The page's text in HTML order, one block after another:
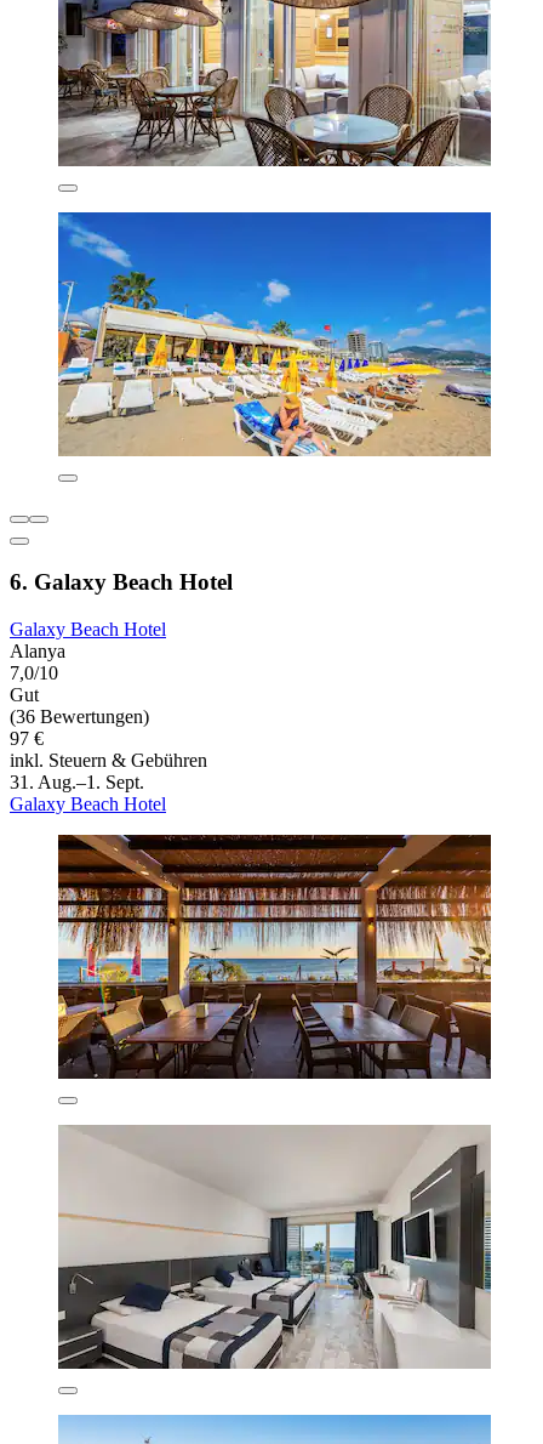
6. Galaxy Beach Hotel
Galaxy Beach Hotel
Alanya
7,0/10
Gut
(36 Bewertungen)
97 €
inkl. Steuern & Gebühren
31. Aug.–1. Sept.
Galaxy Beach Hotel